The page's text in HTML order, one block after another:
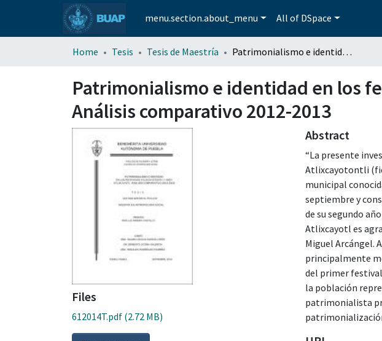
menu.section.about_menu All of DSpace
Home Tesis Tesis de Maestría Patrimonialismo e identidad en los festivales Atlixcayotontli y Huey Atlixcayotl. Análisis comparativo 2012-2013
Patrimonialismo e identidad en los
Análisis comparativo 2012-2013
Files
612014T.pdf (2.72 MB)
Abstract
“La presente
Atlixcayotontli
municipal
septiembre y
de su segundo
Atlixcayotl es
Miguel Arcángel.
principalmente
del primer
la población
patrimonialista